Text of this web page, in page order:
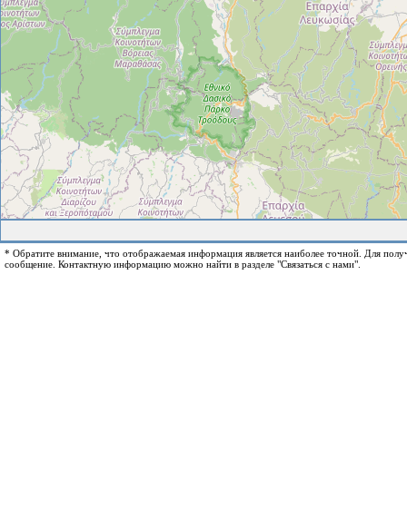
* Обратите внимание, что отображаемая информация является наиболее точной. Для
сообщение. Контактную информацию можно найти в разделе "Связаться с нами".